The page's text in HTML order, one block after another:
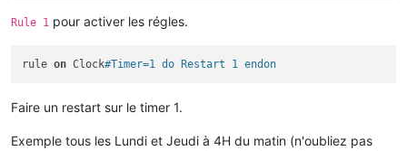
Rule 1 pour activer les régles.
rule on Clock#Timer=1 do Restart 1 endon
Faire un restart sur le timer 1.
Exemple tous les Lundi et Jeudi à 4H du matin (n'oubliez pas